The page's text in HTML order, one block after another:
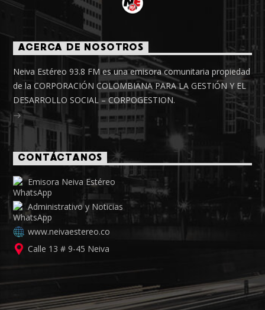
ACERCA DE NOSOTROS
Neiva Estéreo 93.8 FM es una emisora comunitaria propiedad
de la CORPORACIÓN COLOMBIANA PARA LA GESTIÓN Y EL
DESARROLLO SOCIAL – CORPOGESTION.
CONTÁCTANOS
Emisora Neiva Estéreo
Administrativo y Noticias
www.neivaestereo.co
Calle 13 # 9-45 Neiva